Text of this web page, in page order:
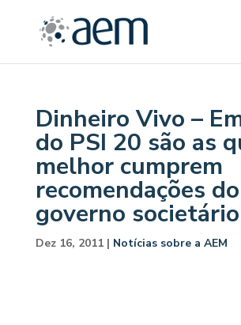
Dinheiro Vivo –
do PSI 20 são as
melhor cumprem
recomendações do
governo societário
Dez 16, 2011| Notícias sobre a AEM